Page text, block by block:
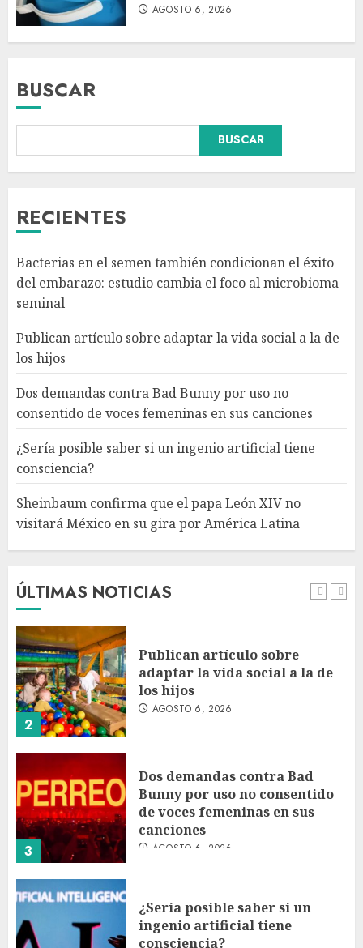
AGOSTO 6, 2026
BUSCAR
BUSCAR
RECIENTES
Bacterias en el semen también condicionan el éxito
del embarazo: estudio cambia el foco al microbioma
seminal
Publican artículo sobre adaptar la vida social a la de
los hijos
Dos demandas contra Bad Bunny por uso no
consentido de voces femeninas en sus canciones
¿Sería posible saber si un ingenio artificial tiene
consciencia?
Sheinbaum confirma que el papa León XIV no
visitará México en su gira por América Latina
ÚLTIMAS NOTICIAS
3
Dos demandas contra Bad
Bunny por uso no consentido
4
¿Sería posible saber si un
ingenio artificial tiene
AGOSTO 6, 2026
5
Sheinbaum confirma que el
papa León XIV no visitará
México en su gira por América
Latina
1
Bacterias en el semen también
AGOSTO 6, 2026
2
Publican artículo sobre
adaptar la vida social a la de
los hijos
AGOSTO 6, 2026
3
Dos demandas contra Bad
Bunny por uso no consentido
de voces femeninas en sus
canciones
AGOSTO 6, 2026
¿Sería posible saber si un
ingenio artificial tiene
consciencia?